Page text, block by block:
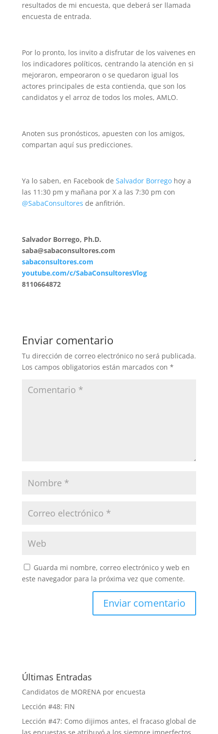
resultados de mi encuesta, que deberá ser llamada
encuesta de entrada.
Por lo pronto, los invito a disfrutar de los vaivenes en
los indicadores políticos, centrando la atención en si
mejoraron, empeoraron o se quedaron igual los
actores principales de esta contienda, que son los
candidatos y el arroz de todos los moles, AMLO.
Anoten sus pronósticos, apuesten con los amigos,
compartan aquí sus predicciones.
Ya lo saben, en Facebook de Salvador Borregohoy a
las 11:30 pm y mañana por X a las 7:30 pm con
@SabaConsultores de anfitrión.
Salvador Borrego, Ph.D.
saba@sabaconsultores.com
sabaconsultores.com
youtube.com/c/SabaConsultoresVlog
8110664872
Enviar comentario
Tu dirección de correo electrónico no será publicada.
Los campos obligatorios están marcados con *
Guarda mi nombre, correo electrónico y web en
este navegador para la próxima vez que comente.
Últimas Entradas
Candidatos de MORENA por encuesta
Lección #48: FIN
Lección #47: Como dijimos antes, el fracaso global de